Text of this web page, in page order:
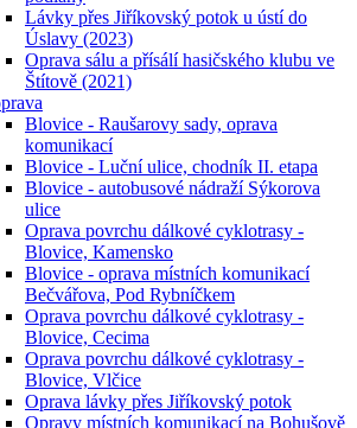
Lávky přes Jiříkovský potok u ústí do
Úslavy (2023)
Oprava sálu a přísálí hasičského klubu ve
Štítově (2021)
Blovice - Raušarovy sady, oprava
komunikací
Blovice - Luční ulice, chodník II. etapa
Blovice - autobusové nádraží Sýkorova
ulice
Oprava povrchu dálkové cyklotrasy -
Blovice, Kamensko
Blovice - oprava místních komunikací
Bečvářova, Pod Rybníčkem
Oprava povrchu dálkové cyklotrasy -
Blovice, Cecima
Oprava povrchu dálkové cyklotrasy -
Blovice, Vlčice
Oprava lávky přes Jiříkovský potok
Opravy místních komunikací na Bohušově